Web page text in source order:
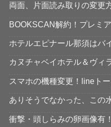
両面、片面読み取りの変
BOOKSCAN解約！プレミ
ホテルエピナール那須はバ
カヌチャベイホテル＆ヴィ
スマホの機種変更！lineト
ありそうでなかった、この
衝撃・頭しらみの卵画像有